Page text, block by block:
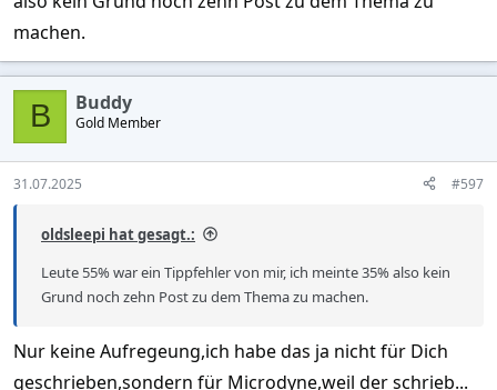
machen.
B Buddy
Gold Member
31.07.2025 #597
oldsleepi hat gesagt.:
Leute 55% war ein Tippfehler von mir, ich meinte 35% also kein
Grund noch zehn Post zu dem Thema zu machen.
Nur keine Aufregeung,ich habe das ja nicht für Dich
geschrieben,sondern für Microdyne,weil der schrieb...